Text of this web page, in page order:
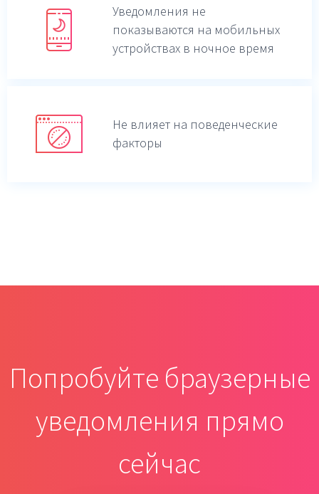
Уведомления не
показываются на мобильных
устройствах в ночное время
Не влияет на поведенческие
факторы
Попробуйте браузерные
уведомления прямо
сейчас